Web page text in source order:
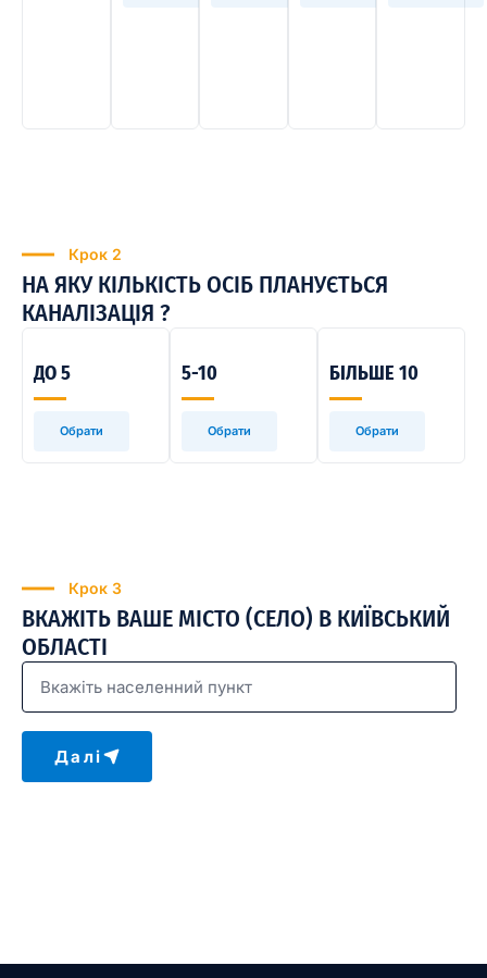
Крок 2
НА ЯКУ КІЛЬКІСТЬ ОСІБ ПЛАНУЄТЬСЯ
КАНАЛІЗАЦІЯ ?
ДО 5
Обрати
5-10
Обрати
БІЛЬШЕ 10
Обрати
Крок 3
ВКАЖІТЬ ВАШЕ МІСТО (СЕЛО) В КИЇВСЬКИЙ
ОБЛАСТІ
Далі